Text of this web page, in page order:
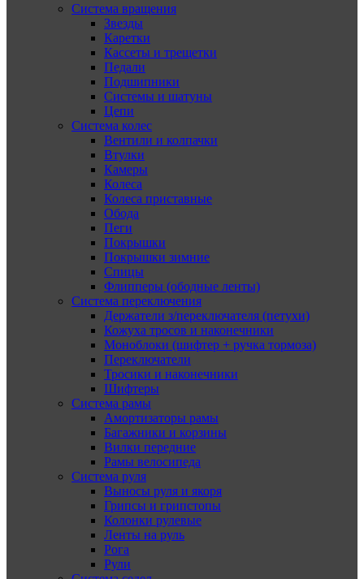
Система вращения
Звезды
Каретки
Кассеты и трещетки
Педали
Подшипники
Системы и шатуны
Цепи
Система колес
Вентили и колпачки
Втулки
Камеры
Колеса
Колеса приставные
Обода
Пеги
Покрышки
Покрышки зимние
Спицы
Флипперы (ободные ленты)
Система переключения
Держатели з/переключателя (петухи)
Кожуха тросов и наконечники
Моноблоки (шифтер + ручка тормоза)
Переключатели
Тросики и наконечники
Шифтеры
Система рамы
Амортизаторы рамы
Багажники и корзины
Вилки передние
Рамы велосипеда
Система руля
Выносы руля и якоря
Грипсы и грипстопы
Колонки рулевые
Ленты на руль
Рога
Рули